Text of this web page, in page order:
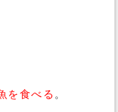
を食べる 。